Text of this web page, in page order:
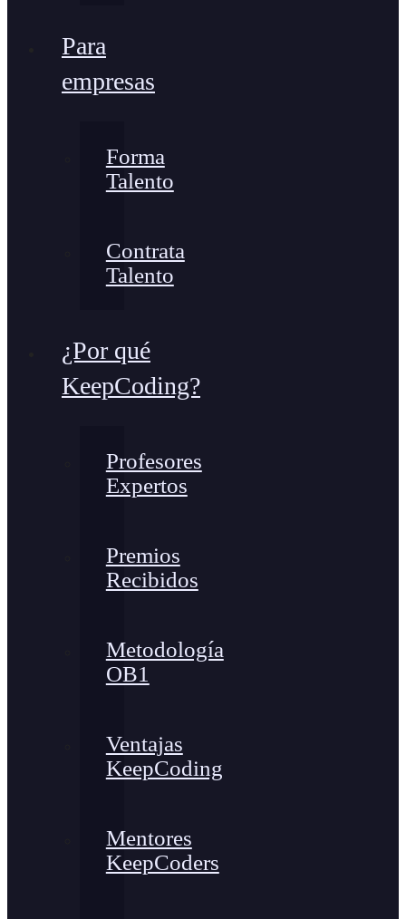
Para
empresas
Forma
Talento
Contrata
Talento
¿Por qué
KeepCoding?
Profesores
Expertos
Premios
Recibidos
Metodología
OB1
Ventajas
KeepCoding
Mentores
KeepCoders